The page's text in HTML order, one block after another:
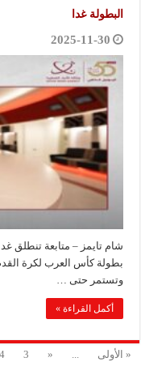
البطولة غدا
2025-11-30
شام تايمز – متابعة تنطلق
وتستمر حتى …
أكمل القراءة »
« الأولى «
3
4